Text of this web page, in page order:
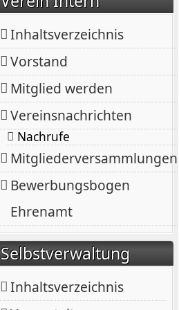
Inhaltsverzeichnis
Vorstand
Mitglied werden
Vereinsnachrichten
Nachrufe
Mitgliederversammlungen
Bewerbungsbogen
Ehrenamt
Selbstverwaltung
Inhaltsverzeichnis